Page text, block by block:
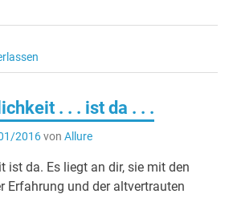
. . . ist da . . .
2016von Allure
ist da. Es liegt an dir, sie mit den
Erfahrung und der altvertrauten